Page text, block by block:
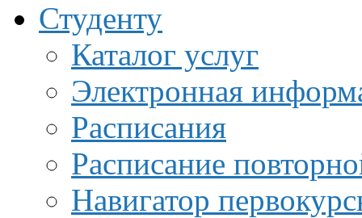
Студенту
Каталог услуг
Электронная
Расписания
Расписание
Навигатор